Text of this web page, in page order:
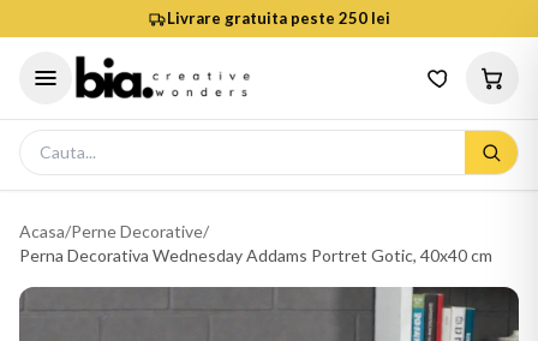
Livrare gratuita peste 250 lei
Acasa/Perne Decorative/
Perna Decorativa Wednesday Addams Portret Gotic, 40x40 cm